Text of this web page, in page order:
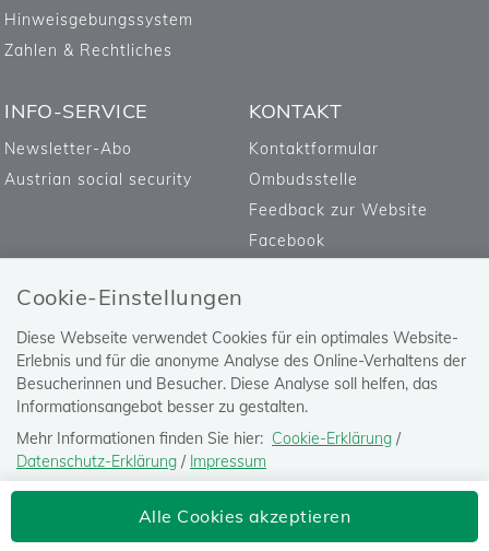
Cookie-Einstellungen
Diese Webseite verwendet Cookies für ein optimales Website-
Erlebnis und für die anonyme Analyse des Online-Verhaltens der
Besucherinnen und Besucher. Diese Analyse soll helfen, das
Informationsangebot besser zu gestalten.
Mehr Informationen finden Sie hier: Cookie-Erklärung /
Datenschutz-Erklärung / Impressum
Die Einstellung können Sie jederzeit auf der Seite "Datenschutz-
" ändern.Alle Cookies akzeptieren
Bediensteter, Eisenbahnen und Bergbau
Hinweisgebungssystem
Zahlen & Rechtliches
INFO-SERVICE
Newsletter-Abo
Austrian social security
KONTAKT
Kontaktformular
Ombudsstelle
Feedback zur Website
Facebook